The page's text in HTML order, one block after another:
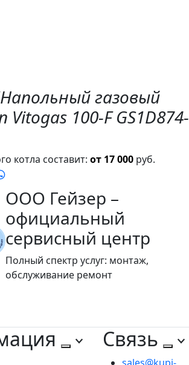
газовый
100-F GS1D874-
котла составит: от 17 000 руб.
ООО Гейзер –
официальный
сервисный центр
Полный спектр услуг: монтаж,
обслуживание ремонт
Связь